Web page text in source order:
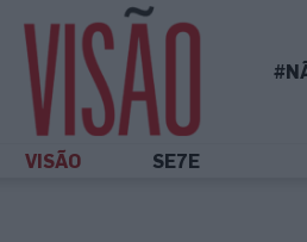
VISÃO SE7E